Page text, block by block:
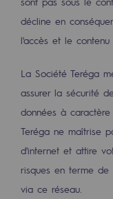
Teréga,
Transport
décline en
l'accès et le contenu
La Société Teréga
assurer la sécurité
données à
Teréga ne maîtrise
d'internet et attire
risques en terme de
via ce réseau.